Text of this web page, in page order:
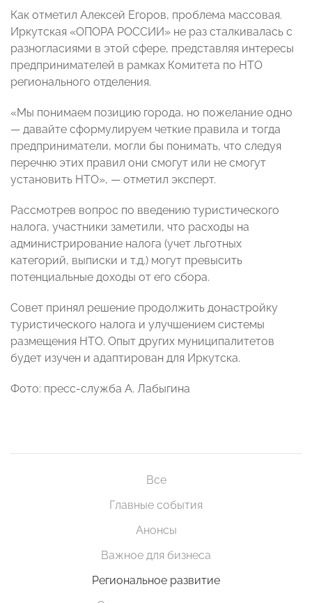
Как отметил Алексей Егоров, проблема массовая.
Иркутская «ОПОРА РОССИИ» не раз сталкивалась с
разногласиями в этой сфере, представляя интересы
предпринимателей в рамках Комитета по НТО
регионального отделения.
«Мы понимаем позицию города, но пожелание одно
— давайте сформулируем четкие правила и тогда
предприниматели, могли бы понимать, что следуя
перечню этих правил они смогут или не смогут
установить НТО», — отметил эксперт.
Рассмотрев вопрос по введению туристического
налога, участники заметили, что расходы на
администрирование налога (учет льготных
категорий, выписки и т.д.) могут превысить
потенциальные доходы от его сбора.
Совет принял решение продолжить донастройку
туристического налога и улучшением системы
размещения НТО. Опыт других муниципалитетов
будет изучен и адаптирован для Иркутска.
Фото: пресс-служба А. Лабыгина
Все
Главные события
Анонсы
Важное для бизнеса
Региональное развитие